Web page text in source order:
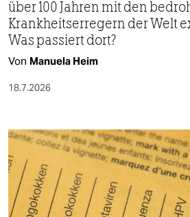
über 100 Jahren mit den
Krankheitserregern der Welt
Was passiert dort?
Von Manuela Heim
18.7.2026